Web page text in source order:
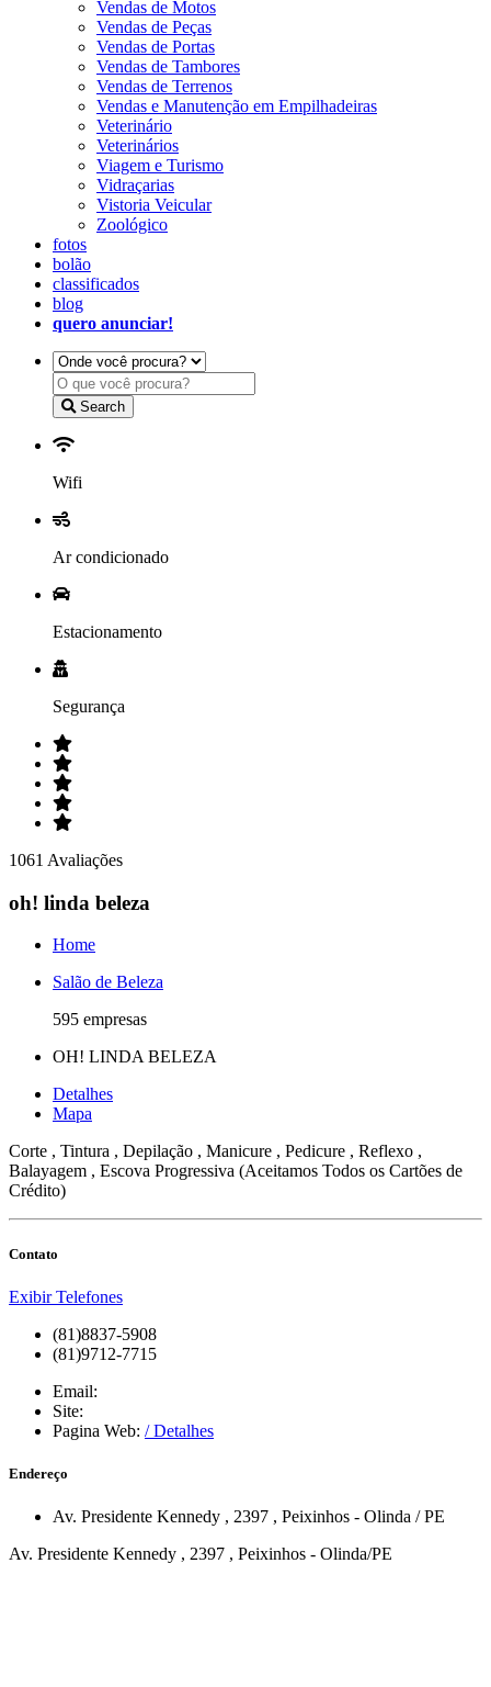
Vendas de Motos
Vendas de Peças
Vendas de Portas
Vendas de Tambores
Vendas de Terrenos
Vendas e Manutenção em Empilhadeiras
Veterinário
Veterinários
Viagem e Turismo
Vidraçarias
Vistoria Veicular
Zoológico
fotos
bolão
classificados
blog
quero anunciar!
Search
Wifi
Ar condicionado
Estacionamento
Segurança
1061 Avaliações
oh! linda beleza
Home
Salão de Beleza
595 empresas
OH! LINDA BELEZA
Detalhes
Mapa
Corte , Tintura , Depilação , Manicure , Pedicure , Reflexo ,
Balayagem , Escova Progressiva (Aceitamos Todos os Cartões de
Crédito)
Contato
Exibir Telefones
(81)8837-5908
(81)9712-7715
Email:
Site:
Pagina Web: / Detalhes
Endereço
Av. Presidente Kennedy , 2397 , Peixinhos - Olinda /PE
Av. Presidente Kennedy , 2397 , Peixinhos - Olinda/PE